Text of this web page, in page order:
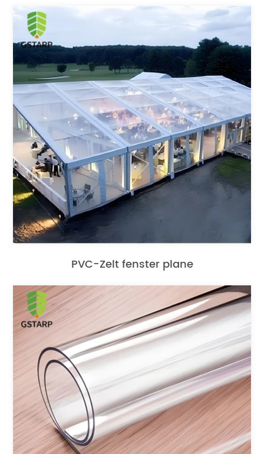
PVC-Zelt fenster plane